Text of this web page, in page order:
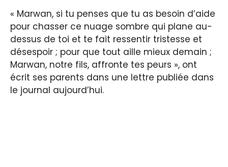
« Marwan, si tu penses que tu as besoin d’aide
pour chasser ce nuage sombre qui plane au-
dessus de toi et te fait ressentir tristesse et
désespoir ; pour que tout aille mieux demain ;
Marwan, notre fils, affronte tes peurs », ont
écrit ses parents dans une lettre publiée dans
le journal aujourd’hui.